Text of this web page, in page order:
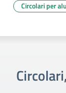
Circolari per